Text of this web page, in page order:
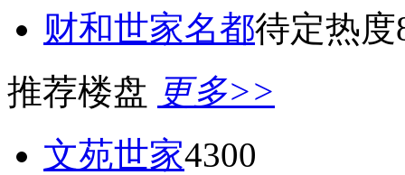
财和世家名都待定热度
推荐楼盘 更多>>
文苑世家4300